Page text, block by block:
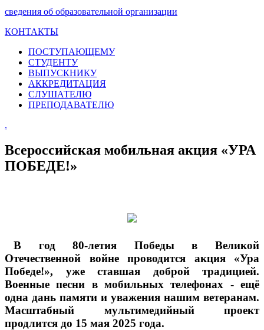
сведения об образовательной организации
КОНТАКТЫ
ПОСТУПАЮЩЕМУ
СТУДЕНТУ
ВЫПУСКНИКУ
АККРЕДИТАЦИЯ
СЛУШАТЕЛЮ
ПРЕПОДАВАТЕЛЮ
.
Всероссийская мобильная акция «УРА
ПОБЕДЕ!»
В год 80-летия Победы в Великой
Отечественной войне проводится акция «Ура
Победе!», уже ставшая доброй традицией.
Военные песни в мобильных телефонах - ещё
одна дань памяти и уважения нашим ветеранам.
Масштабный мультимедийный проект
продлится до 15 мая 2025 года.